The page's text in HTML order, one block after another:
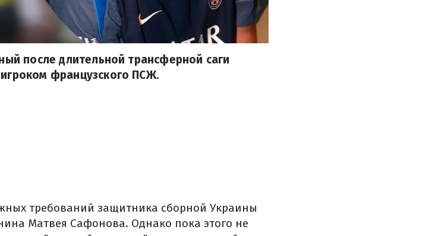
после длительной трансферной саги
французского ПСЖ.
требований защитника сборной Украины
Матвея Сафонова. Однако пока этого не